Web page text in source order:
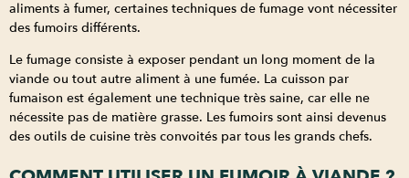
aliments à fumer, certaines techniques de fumage vont nécessiter
des fumoirs différents.
Le fumage consiste à exposer pendant un long moment de la
viande ou tout autre aliment à une fumée. La cuisson par
fumaison est également une technique très saine, car elle ne
nécessite pas de matière grasse. Les fumoirs sont ainsi devenus
des outils de cuisine très convoités par tous les grands chefs.